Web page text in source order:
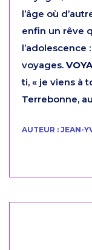
l’âge où
enfin un rêve
l’adolescence
voyages.
ti, « je viens à
Terrebonne,
AUTEUR : JEAN-